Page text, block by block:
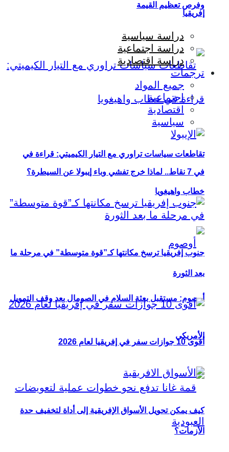
إفريقيا
تقاطعات سياسات تراوري مع التيار الكيميتي: قراءة في
خطاب واهيغويا
أوصوم: مستقبل بعثة السلام في الصومال بعد وقف التمويل
الأمريكي
وفرص تعظيم القيمة
دراسة سياسية
دراسة اجتماعية
دراسة اقتصادية
ترجمات
جميع المواد
اجتماعية
اقتصادية
سياسية
في 7 نقاط.. لماذا خرج تفشي وباء إيبولا عن السيطرة؟
جنوب إفريقيا ترسخ مكانتها كـ”قوة متوسطة” في مرحلة ما
بعد الثورة
أقوى 10 جوازات سفر في إفريقيا لعام 2026
كيف يمكن تحويل الأسواق الإفريقية إلى أداة لتخفيف حدة
الأزمات؟